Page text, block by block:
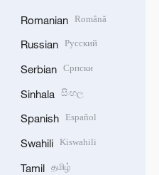
Romanian Română
Russian Русский
Serbian Српски
Sinhala සිංහල
Spanish Español
Swahili Kiswahili
Tamil தமிழ்